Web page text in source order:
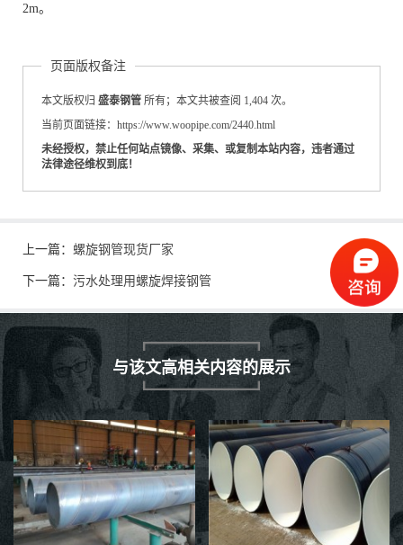
2m。
页面版权备注
本文版权归 盛泰钢管 所有；本文共被查阅 1,404 次。
当前页面链接：https://www.woopipe.com/2440.html
未经授权，禁止任何站点镜像、采集、或复制本站内容，违者通过
法律途径维权到底！
上一篇： 螺旋钢管现货厂家
下一篇： 污水处理用螺旋焊接钢管
与该文高相关内容的展示